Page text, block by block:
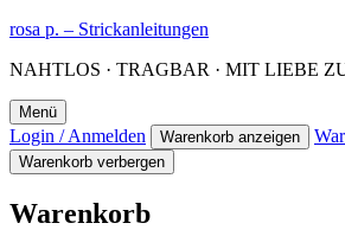
rosa p. – Strickanleitungen
NAHTLOS · TRAGBAR · MIT LIEBE
Menü
Login / Anmelden Warenkorb anzeigen
Warenkorb verbergen
Warenkorb